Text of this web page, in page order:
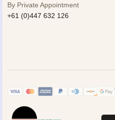
By Private Appointment
+61 (0)447 632 126